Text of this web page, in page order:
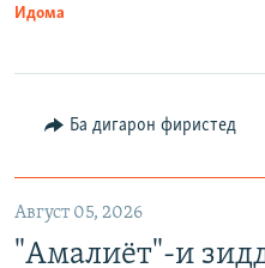
Идома
Ба дигарон фиристед
Август 05, 2026
"Амалиёт"-и